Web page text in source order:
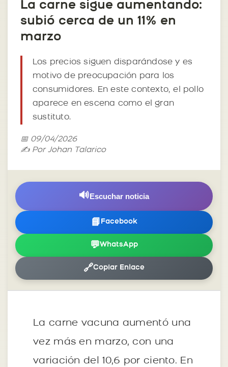
La carne sigue aumentando:
subió cerca de un 11% en
marzo
Los precios siguen disparándose y es
motivo de preocupación para los
consumidores. En este contexto, el pollo
aparece en escena como el gran
sustituto.
📅 09/04/2026
✍️ Por Johan Talarico
🔊Escuchar noticia
📘 Facebook
💬WhatsApp
🔗Copiar Enlace
La carne vacuna aumentó una
vez más en marzo, con una
variación del 10,6 por ciento. En